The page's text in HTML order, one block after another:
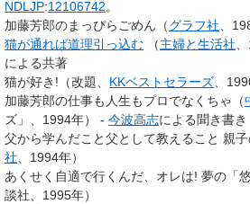
NDLJP:12106742。
加藤芳郎のまっぴらごめん（グラフ社、
猫が通れば道理引っ込む （主婦と生活社
による共著
猫が好き!（改題、 KKベストセラーズ、
加藤芳郎の仕事も人生もプロでなくちゃ（
ズ」、1994年） - 今波高志による聞き書き
父から学んだこと父として教えること 親
社、1994年）
あくせく自適で行くんだ、オレは! 夢の「
談社、1995年）